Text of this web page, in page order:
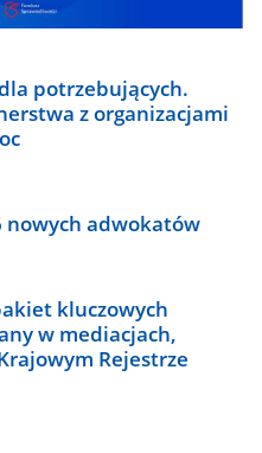
potrzebujących.
z organizacjami
nowych adwokatów
kluczowych
w mediacjach,
Rejestrze